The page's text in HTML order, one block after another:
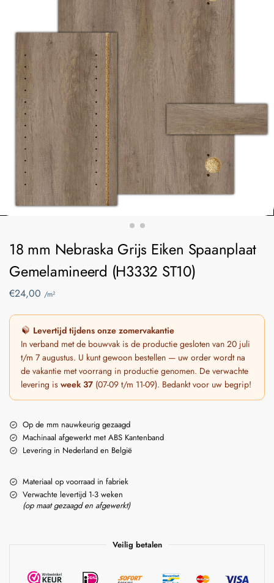
18 mm Nebraska Grijs Eiken Spaanplaat
Gemelamineerd (H3332 ST10)
€24,00 /m²
Levertijd tijdens onze zomervakantie
In verband met de bouwvak is de productie gesloten van 20 juli
t/m 7 augustus. U kunt gewoon bestellen — uw order wordt na
de vakantie met voorrang in productie genomen. De verwachte
levering is week 37 (07-09 t/m 11-09). Bedankt voor uw begrip!
Op de mm nauwkeurig gezaagd
Machinaal afgewerkt met ABS Kantenband
Levering in Nederland en België
Materiaal op voorraad in fabriek
Verwachte levertijd 1-3 weken
(op maat gezaagd en afgewerkt)
Veilig betalen